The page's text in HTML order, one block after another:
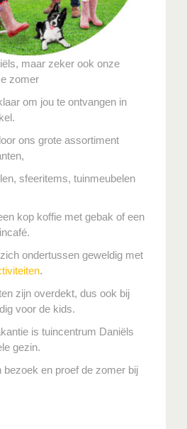
maar zeker ook onze
zomer
om jou te ontvangen in
ons grote assortiment
sfeeritems, tuinmeubelen
kop koffie met gebak of een
ondertussen geweldig met
.
zijn overdekt, dus ook bij
voor de kids.
is tuincentrum Daniëls
gezin.
bezoek en proef de zomer bij